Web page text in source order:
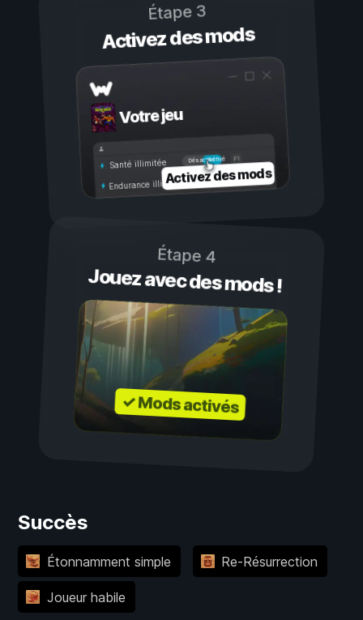
Étape 3
Activez des mods
Votre jeu
Activé
Désactivé
Santé illimitée
Endurance illimitéeActivez des mods
Étape 4
Jouez avec des mods !
✓ Mods activés
Succès
Étonnamment simple Re-Résurrection
Joueur habile